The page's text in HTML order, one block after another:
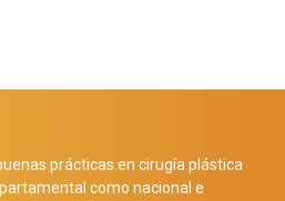
prácticas en cirugía plástica
como nacional e